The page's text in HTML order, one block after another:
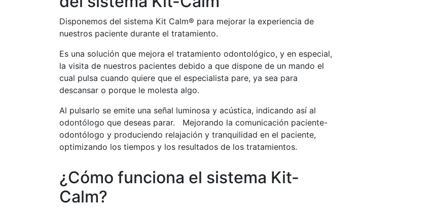
Disponemos del sistema Kit Calm® para mejorar la experiencia de
nuestros paciente durante el tratamiento.
Es una solución que mejora el tratamiento odontológico, y en especial,
la visita de nuestros pacientes debido a que dispone de un mando el
cual pulsa cuando quiere que el especialista pare, ya sea para
descansar o porque le molesta algo.
Al pulsarlo se emite una señal luminosa y acústica, indicando así al
odontólogo que deseas parar. Mejorando la comunicación paciente-
odontólogo y produciendo relajación y tranquilidad en el paciente,
optimizando los tiempos y los resultados de los tratamientos.
¿Cómo funciona el sistema Kit-
Calm?